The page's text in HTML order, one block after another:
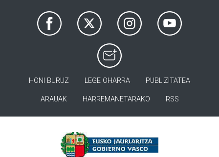
HONI BURUZ LEGE OHARRA PUBLIZITATEA
ARAUAK HARREMANETARAKO RSS